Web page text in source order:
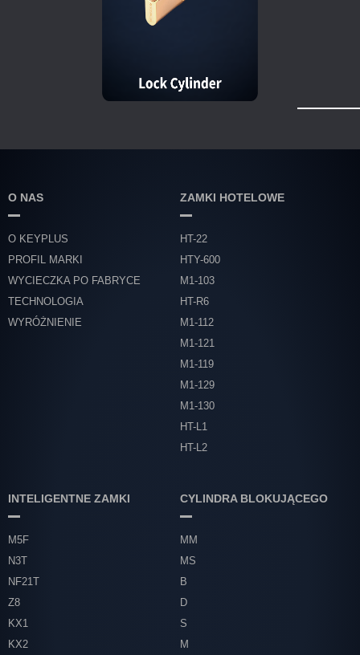
O NAS
O KEYPLUS
PROFIL MARKI
WYCIECZKA PO FABRYCE
TECHNOLOGIA
PODSTAWOWA
WYRÓŻNIENIE
ZAMKI HOTELOWE
HT-22
HTY-600
M1-103
HT-R6
M1-112
M1-121
M1-119
M1-129
M1-130
HT-L1
HT-L2
INTELIGENTNE ZAMKI
M5F
N3T
NF21T
Z8
KX1
KX2
CYLINDRA BLOKUJĄCEGO
MM
MS
B
D
S
M